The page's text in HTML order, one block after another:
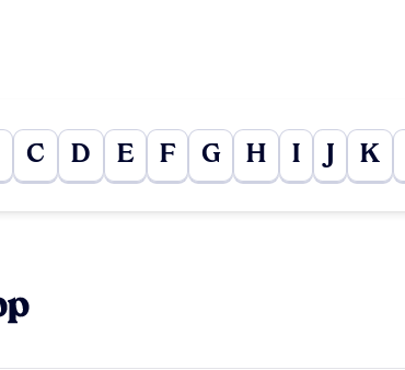
C D E F G H I K